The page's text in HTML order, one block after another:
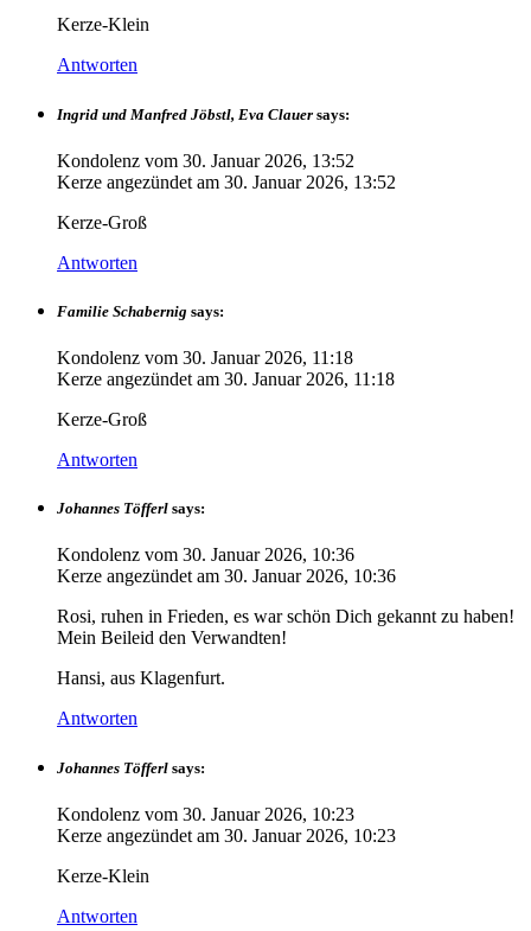
Kerze-Klein
Antworten
Ingrid und Manfred Jöbstl, Eva Clauer says:
Kondolenz vom 30. Januar 2026, 13:52
Kerze angezündet am 30. Januar 2026, 13:52
Kerze-Groß
Antworten
Familie Schabernig says:
Kondolenz vom 30. Januar 2026, 11:18
Kerze angezündet am 30. Januar 2026, 11:18
Kerze-Groß
Antworten
Johannes Töfferl says:
Kondolenz vom 30. Januar 2026, 10:36
Kerze angezündet am 30. Januar 2026, 10:36
Rosi, ruhen in Frieden, es war schön Dich gekannt zu haben!
Mein Beileid den Verwandten!
Hansi, aus Klagenfurt.
Antworten
Johannes Töfferl says:
Kondolenz vom 30. Januar 2026, 10:23
Kerze angezündet am 30. Januar 2026, 10:23
Kerze-Klein
Antworten